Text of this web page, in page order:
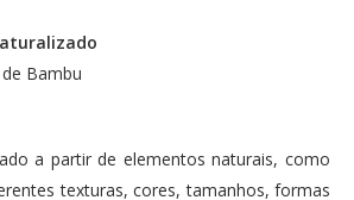
Bambu
a partir de elementos naturais, como
texturas, cores, tamanhos, formas